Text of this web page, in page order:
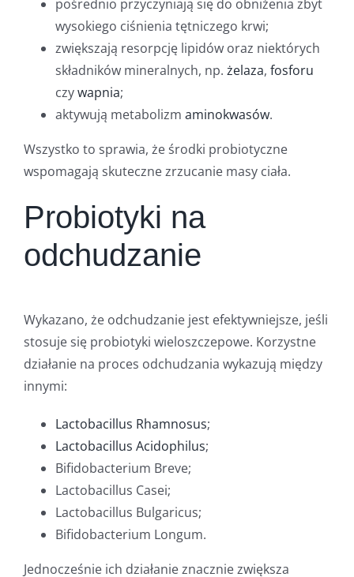
pośrednio przyczyniają się do obniżenia zbyt
wysokiego ciśnienia tętniczego krwi;
zwiększają resorpcję lipidów oraz niektórych
składników mineralnych, np. żelaza, fosforu
czywapnia;
aktywują metabolizm aminokwasów.
Wszystko to sprawia, że środki probiotyczne
wspomagają skuteczne zrzucanie masy ciała.
Probiotyki na
odchudzanie
Wykazano, że odchudzanie jest efektywniejsze, jeśli
stosuje się probiotyki wieloszczepowe. Korzystne
działanie na proces odchudzania wykazują między
innymi:
Lactobacillus Rhamnosus;
Lactobacillus Acidophilus;
Bifidobacterium Breve;
Lactobacillus Casei;
Lactobacillus Bulgaricus;
Bifidobacterium Longum.
Jednocześnie ich działanie znacznie zwiększa